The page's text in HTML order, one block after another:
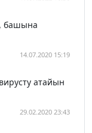
башына
14.07.2020 15:19
атайын
29.02.2020 23:43